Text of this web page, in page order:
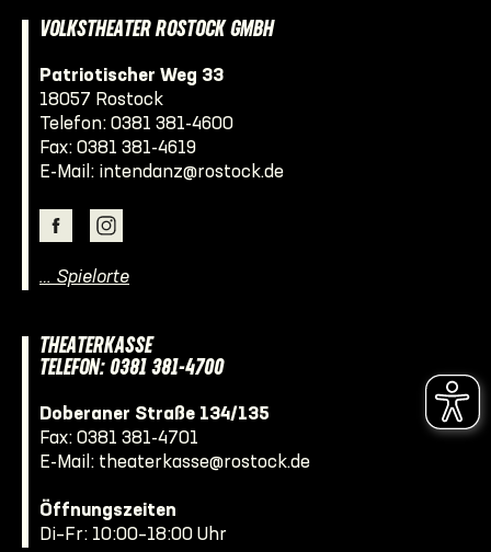
VOLKSTHEATER ROSTOCK GMBH
Patriotischer Weg 33
18057 Rostock
Telefon: 0381 381-4600
Fax: 0381 381-4619
E-Mail: intendanz@rostock.de
… Spielorte
THEATERKASSE
TELEFON: 0381 381-4700
Doberaner Straße 134/135
Fax: 0381 381-4701
E-Mail: theaterkasse@rostock.de
Öffnungszeiten
Di–Fr: 10:00–18:00 Uhr